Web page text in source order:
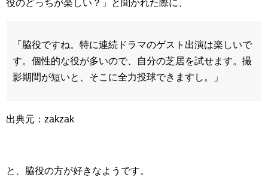
役のどっちが楽しい？」と聞かれた際に、
「脇役ですね。特に連続ドラマのゲスト出演は楽しいで
す。個性的な役が多いので、自分の芝居を試せます。撮
影期間が短いと、そこに全力投球できますし。」
出典元：zakzak
と、脇役の方が好きなようです。